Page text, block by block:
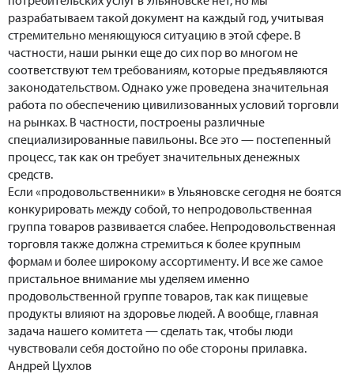
разрабатываем такой документ на каждый год, учитывая
стремительно меняющуюся ситуацию в этой сфере. В
частности, наши рынки еще до сих пор во многом не
соответствуют тем требованиям, которые предъявляются
законодательством. Однако уже проведена значительная
работа по обеспечению цивилизованных условий торговли
на рынках. В частности, построены различные
специализированные павильоны. Все это — постепенный
процесс, так как он требует значительных денежных
средств.
Если «продовольственники» в Ульяновске сегодня не боятся
конкурировать между собой, то непродовольственная
группа товаров развивается слабее. Непродовольственная
торговля также должна стремиться к более крупным
формам и более широкому ассортименту. И все же самое
пристальное внимание мы уделяем именно
продовольственной группе товаров, так как пищевые
продукты влияют на здоровье людей. А вообще, главная
задача нашего комитета — сделать так, чтобы люди
чувствовали себя достойно по обе стороны прилавка.
Андрей Цухлов